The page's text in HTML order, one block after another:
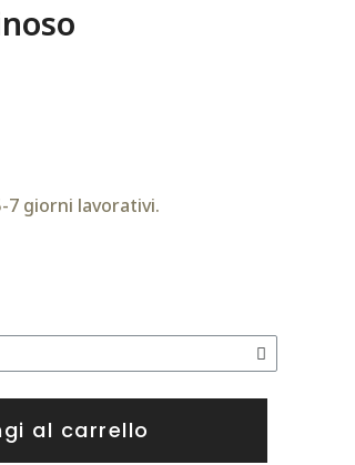
7 giorni lavorativi.
al carrello